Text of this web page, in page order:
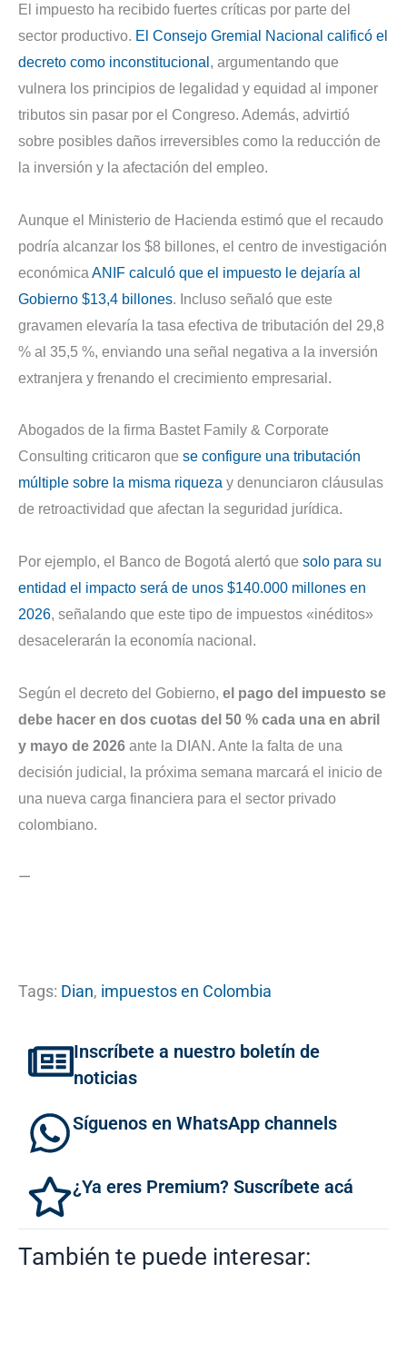
El impuesto ha recibido fuertes críticas por parte del
sector productivo. El Consejo Gremial Nacional calificó el
decreto como inconstitucional , argumentando que
vulnera los principios de legalidad y equidad al imponer
tributos sin pasar por el Congreso. Además, advirtió
sobre posibles daños irreversibles como la reducción de
la inversión y la afectación del empleo.
Aunque el Ministerio de Hacienda estimó que el recaudo
podría alcanzar los $8 billones, el centro de investigación
económica ANIF calculó que el impuesto le dejaría al
Gobierno $13,4 billones. Incluso señaló que este
gravamen elevaría la tasa efectiva de tributación del 29,8
% al 35,5 %, enviando una señal negativa a la inversión
extranjera y frenando el crecimiento empresarial.
Abogados de la firma Bastet Family & Corporate
Consulting criticaron que se configure una tributación
múltiple sobre la misma riqueza y denunciaron cláusulas
de retroactividad que afectan la seguridad jurídica.
Por ejemplo, el Banco de Bogotá alertó que solo para su
entidad el impacto será de unos $140.000 millones en
2026, señalando que este tipo de impuestos «inéditos»
desacelerarán la economía nacional.
Según el decreto del Gobierno, el pago del impuesto se
debe hacer en dos cuotas del 50 % cada una en abril
y mayo de 2026 ante la DIAN. Ante la falta de una
decisión judicial, la próxima semana marcará el inicio de
una nueva carga financiera para el sector privado
colombiano.
—
Tags: Dian, impuestos en Colombia
Inscríbete a nuestro boletín de
noticias
Síguenos en WhatsApp channels
¿Ya eres Premium? Suscríbete acá
También te puede interesar: